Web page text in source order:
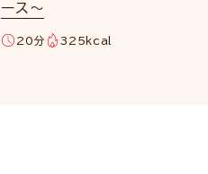
ース～
20分 325kcal